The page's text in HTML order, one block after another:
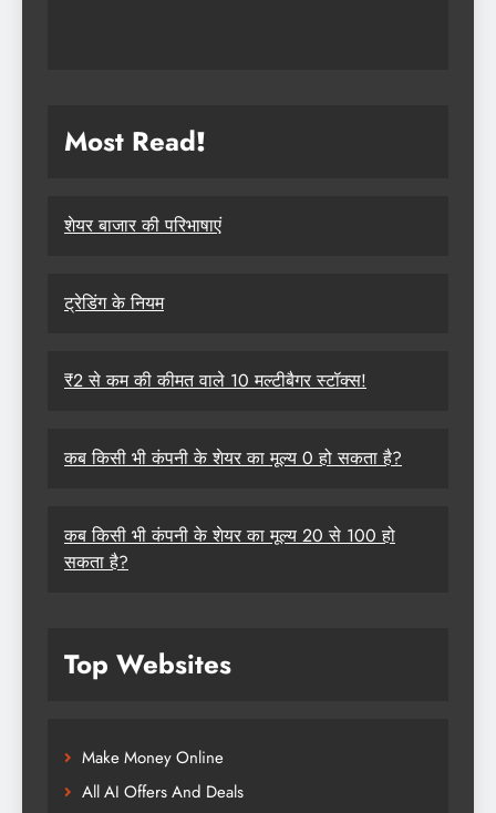
Most Read!
शेयर बाजार की परिभाषाएं
ट्रेडिंग के नियम
₹2 से कम की कीमत वाले 10 मल्टीबैगर स्टॉक्स!
कब किसी भी कंपनी के शेयर का मूल्य 0 हो सकता है?
कब किसी भी कंपनी के शेयर का मूल्य 20 से 100 हो
सकता है?
Top Websites
Make Money Online
All AI Offers And Deals